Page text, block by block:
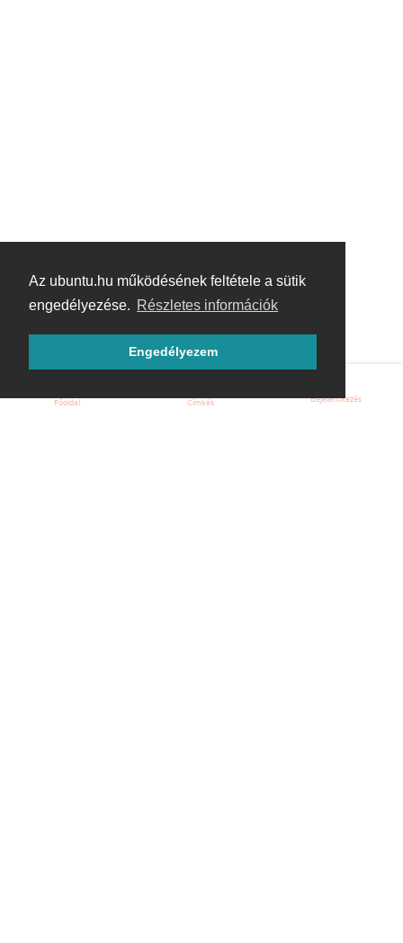
Az ubuntu.hu működésének feltétele a sütik
engedélyezése. Részletes információk
Engedélyezem
Főoldal Címkék Bejelentkezés